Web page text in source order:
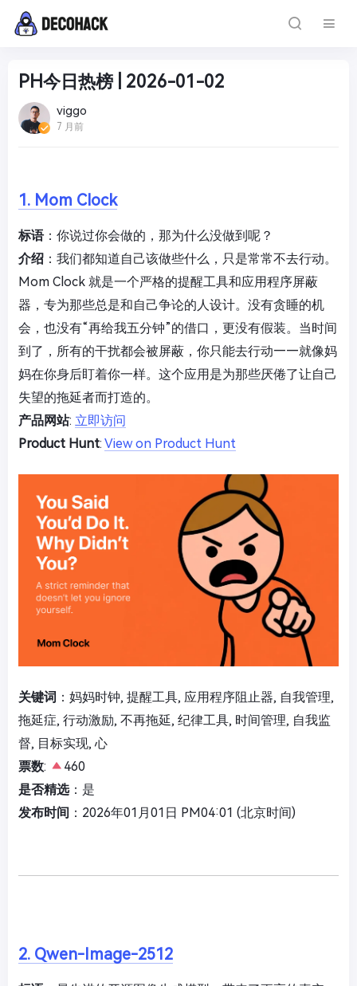
PH今日热榜 | 2026-01-02
viggo
7 月前
1. Mom Clock
标语：你说过你会做的，那为什么没做到呢？
介绍 ：我们都知道自己该做些什么，只是常常不去行动。
Mom Clock 就是一个严格的提醒工具和应用程序屏蔽
器，专为那些总是和自己争论的人设计。没有贪睡的机
会，也没有“再给我五分钟”的借口，更没有假装。当时间
到了，所有的干扰都会被屏蔽，你只能去行动——就像妈
妈在你身后盯着你一样。这个应用是为那些厌倦了让自己
失望的拖延者而打造的。
产品网站: 立即访问
Product Hunt: View on Product Hunt
关键词 ：妈妈时钟, 提醒工具, 应用程序阻止器, 自我管理,
拖延症, 行动激励, 不再拖延, 纪律工具, 时间管理, 自我监
督, 目标实现, 心
票数:
460
是否精选：是
发布时间 ：2026年01月01日 PM04:01 (北京时间)
2. Qwen-Image-2512